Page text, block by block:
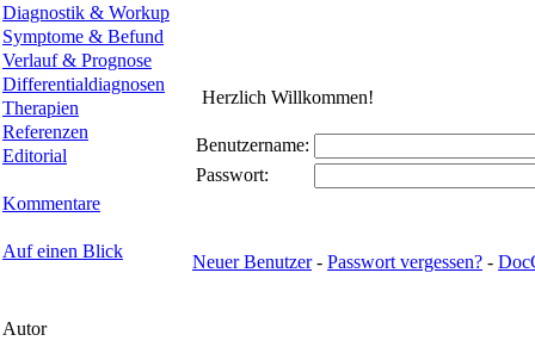
Diagnostik & Workup
Symptome & Befund
Verlauf & Prognose
Differentialdiagnosen
Therapien
Referenzen
Editorial
Kommentare
Auf einen Blick
Autor
Herzlich Willkommen!
Benutzername:
Passwort:
Neuer Benutzer- Passwort vergessen? -